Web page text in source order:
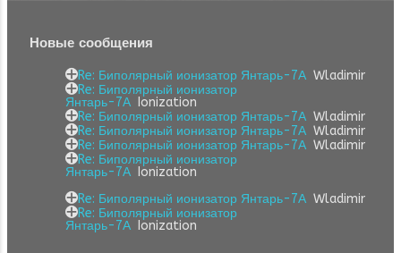
Новые сообщения
Re: Биполярный ионизатор Янтарь-7А Wladimir
Re: Биполярный ионизатор
Янтарь-7А Ionization
Re: Биполярный ионизатор Янтарь-7А Wladimir
Re: Биполярный ионизатор Янтарь-7А Wladimir
Re: Биполярный ионизатор Янтарь-7А Wladimir
Re: Биполярный ионизатор
Янтарь-7А Ionization
Re: Биполярный ионизатор Янтарь-7А Wladimir
Re: Биполярный ионизатор
Янтарь-7А Ionization